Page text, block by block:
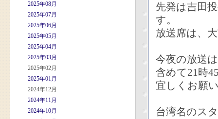
2025年08月
2025年07月
2025年06月
2025年05月
2025年04月
2025年03月
2025年02月
2025年01月
2024年12月
2024年11月
2024年10月
先発は吉田
す。
放送席は、
今夜の放送
含めて21時
宜しくお願
台湾名のス